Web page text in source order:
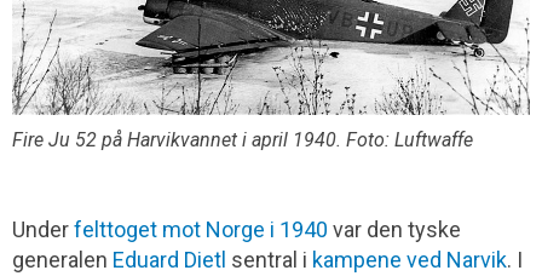
Fire Ju 52 på Harvikvannet i april 1940. Foto: Luftwaffe
Underfelttoget mot Norge i 1940 var den tyske
generalen Eduard Dietl sentral i kampene ved Narvik. I